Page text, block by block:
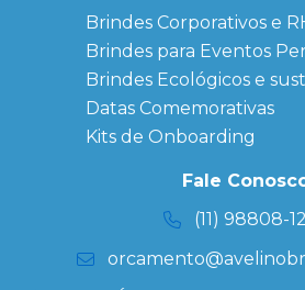
Brindes
Copos
Datas
Ecobag
Kits
Brindes Corporativos e
Brindes para Eventos
Brindes Ecológicos e
Datas Comemorativas
Kits de Onboarding
Fale
(11) 98808-